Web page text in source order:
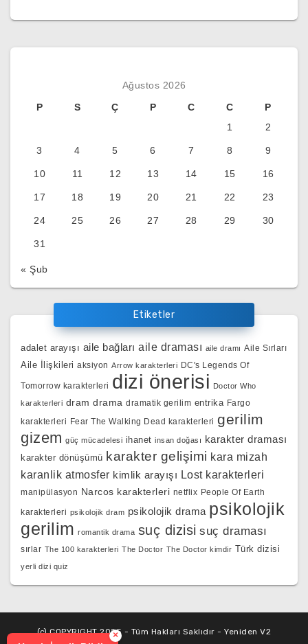
Ağustos 2026
P
S Ç P C C
P
1
2
3 4 5 6 7 8 9
10 11 12 13 14 15 16
17 18 19 20 21 22 23
24 25 26 27 28 29 30
31
« Şub
Etiketler
adalet arayışı aile bağları aile draması aile dramı Aile Sırları
Aile İlişkileri aksiyon Arrow karakterleri DC's Legends Of
Tomorrow karakterleri dizi önerisi Doctor Who
karakterleri dram drama dramatik gerilim entrika Fargo
karakterleri Fear The Walking Dead karakterleri gerilim
gizem güç mücadelesi ihanet insan doğası karakter draması
karakter dönüşümü karakter gelişimi kara mizah
karanlik atmosfer kimlik arayışı Lost karakterleri
manipülasyon Narcos karakterleri netflix People Of Earth
karakterleri psikolojik dram psikolojik drama psikolojik
gerilim romantik drama suç dizisi suç draması
sırlar The 100 karakterleri The Doctor The Doctor kimdir Türk dizisi
yerli dizi quiz
(c) COPYRIGHT 2025 - Tüm Hakları Saklıdır - Yeniden V2
×